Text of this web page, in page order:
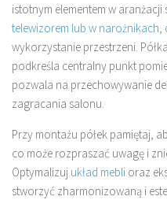
istotnym elementem w
telewizorem lub w
wykorzystanie przestrzeni.
podkreśla centralny punkt
pozwala na przechowywanie
zagracania salonu.
Przy montażu półek pamiętaj,
co może rozpraszać uwagę i
Optymalizuj układ mebli oraz
stworzyć zharmonizowaną i